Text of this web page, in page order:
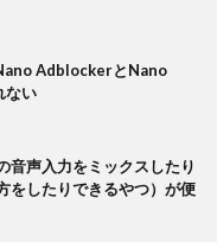
AdblockerとNano
ない
音声入力をミックスしたり
をしたりできるやつ）が便